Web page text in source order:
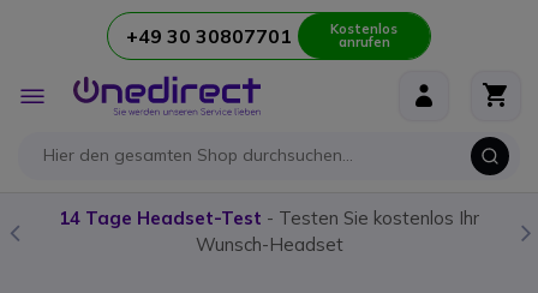
Zum Inhalt springen+49 30 30807701 Kostenlos
anrufen
Navigation
umschalten
14 Tage Headset-Test - Testen Sie kostenlos Ihr
Wunsch-Headset